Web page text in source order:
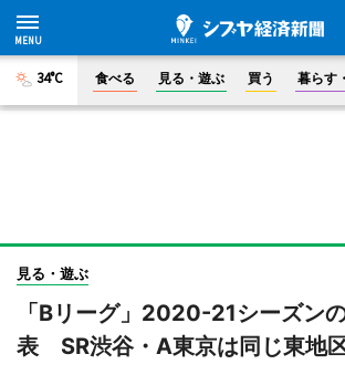
34°C 食べる 見る・遊ぶ 買う 暮らす
見る・遊ぶ
「Bリーグ」2020-21シーズン
表 SR渋谷・A東京は同じ東地